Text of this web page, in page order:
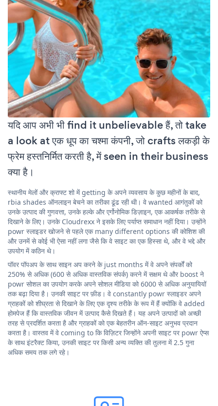
यदि आप अभी भी find it unbelievable हैं, तो take
a look at एक धूप का चश्मा कंपनी, जो crafts लकड़ी के
फ्रेम हस्तनिर्मित करती है, में seen in their business
क्या है।
स्थानीय मेलों और क्राफ्ट शो में getting के अपने व्यवसाय के कुछ महीनों के बाद,
rbia shades ऑनलाइन बेचने का तरीका ढूंढ रही थी। वे wanted आगंतुकों को
उनके उत्पाद की गुणवत्ता, उनके हल्के और एर्गोनोमिक डिज़ाइन, एक आकर्षक तरीके से
दिखाने के लिए। उनके Cloudrexx ने इसके लिए पर्याप्त समाधान नहीं दिया। उन्होंने
powr स्लाइडर खोजने से पहले एक many different options की कोशिश की
और उनमें से कोई भी ऐसा नहीं लगा जैसे कि वे साइट का एक हिस्सा थे, और वे भद्दे और
उपयोग में कठिन थे।
पॉवर पॉपअप के साथ साइन अप करने के just months में वे अपने संपर्कों को
250% से अधिक (600 से अधिक वास्तविक संपर्क) करने में सक्षम थे और boost ने
powr सोशल का उपयोग करके अपने सोशल मीडिया को 6000 से अधिक अनुयायियों
तक बढ़ा दिया है। उनकी साइट पर फ़ीड। वे constantly powr स्लाइडर अपने
ग्राहकों को शीघ्रता से दिखाने के लिए एक दृश्य तरीके के रूप में हैं क्योंकि वे added
होमपेज हैं कि वास्तविक जीवन में उत्पाद कैसे दिखते हैं। यह अपने उत्पादों को अच्छी
तरह से प्रदर्शित करता है और ग्राहकों को एक बेहतरीन ऑन-साइट अनुभव प्रदान
करता है। वास्तव में वे coming to कि विज़िटर जिन्होंने अपनी साइट पर powr ऐप्स
के साथ इंटरैक्ट किया, उनकी साइट पर किसी अन्य व्यक्ति की तुलना में 2.5 गुना
अधिक समय तक लगे रहे।